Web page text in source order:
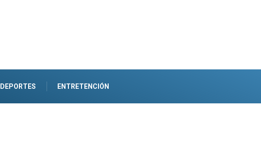
DEPORTES ENTRETENCIÓN